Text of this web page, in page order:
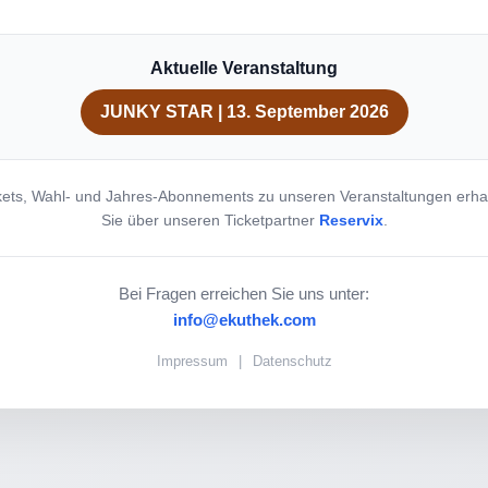
Aktuelle Veranstaltung
JUNKY STAR | 13. September 2026
Wahl- und Jahres-Abonnements zu unseren Veranstaltungen
Sie über unseren Ticketpartner Reservix.
Bei Fragen erreichen Sie uns unter:
info@ekuthek.com
Impressum | Datenschutz